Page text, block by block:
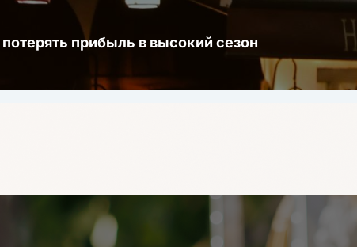
прибыль в высокий сезон